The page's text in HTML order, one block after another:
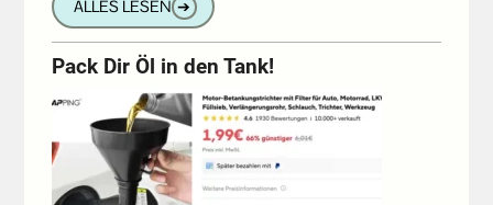
ALLES LESEN ➔
Pack Dir Öl in den Tank!